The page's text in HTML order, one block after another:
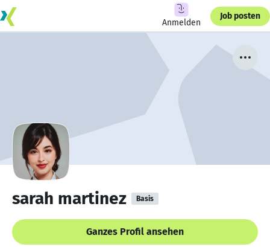
Anmelden
Job posten
sarah martinez Basis
Ganzes Profil ansehen